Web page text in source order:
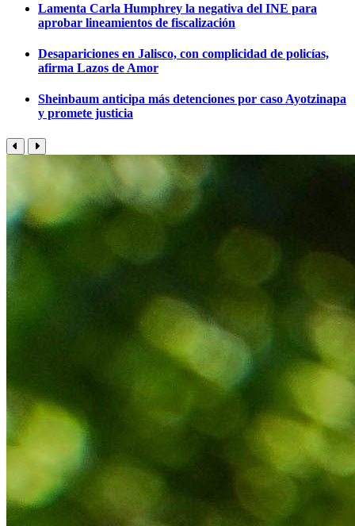
Lamenta Carla Humphrey la negativa del INE para
aprobar lineamientos de fiscalización
Desapariciones en Jalisco, con complicidad de policías,
afirma Lazos de Amor
Sheinbaum anticipa más detenciones por caso Ayotzinapa
y promete justicia